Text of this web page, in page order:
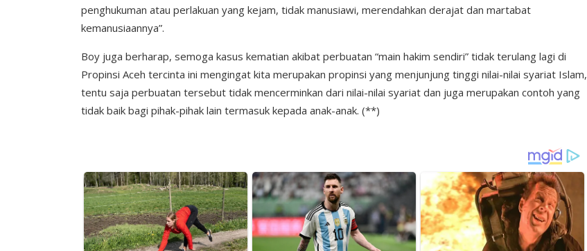
penghukuman atau perlakuan yang kejam, tidak manusiawi, merendahkan derajat dan martabat
kemanusiaannya”.
Boy juga berharap, semoga kasus kematian akibat perbuatan “main hakim sendiri” tidak terulang lagi di
Propinsi Aceh tercinta ini mengingat kita merupakan propinsi yang menjunjung tinggi nilai-nilai syariat Islam,
tentu saja perbuatan tersebut tidak mencerminkan dari nilai-nilai syariat dan juga merupakan contoh yang
tidak baik bagi pihak-pihak lain termasuk kepada anak-anak. (**)